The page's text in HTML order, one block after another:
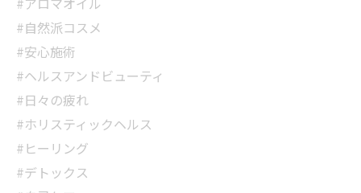
#自然派コスメ
#安心施術
#ヘルスアンドビューティ
#日々の疲れ
#ホリスティックヘルス
#ヒーリング
#デトックス